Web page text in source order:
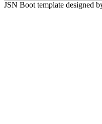
JSN Boot template designed